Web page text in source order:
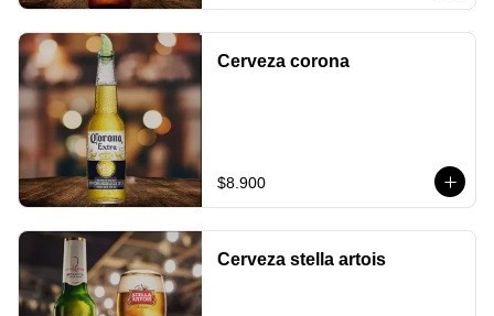
Cerveza corona
$8.900
Cerveza stella artois